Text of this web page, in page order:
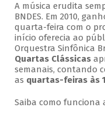
A música erudita
BNDES. Em 2010,
quarta-feira com o
início oferecia ao
Orquestra Sinfônica
Quartas Clássicas
semanais, contando
as quartas-feiras às
Saiba como funciona